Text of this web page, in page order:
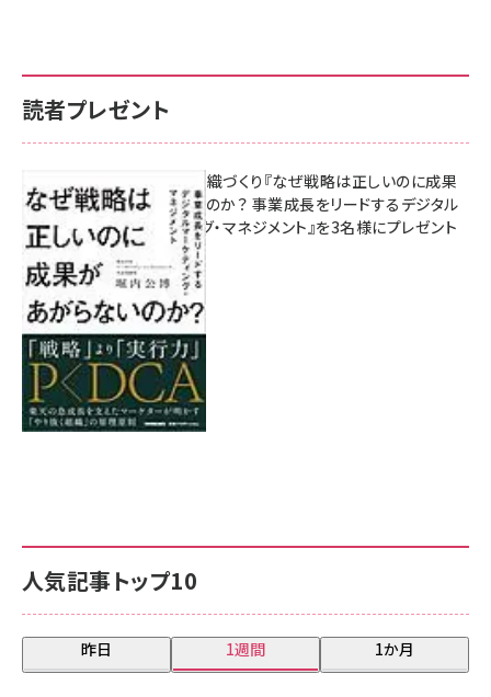
人気記事トップ10
昨日 1週間 1か月
読者プレゼント
成果を生む組織づくり『なぜ戦略は正しいのに成果
があがらないのか？ 事業成長をリードするデジタル
マーケティング・マネジメント』を3名様にプレゼント
8月7日 10:00